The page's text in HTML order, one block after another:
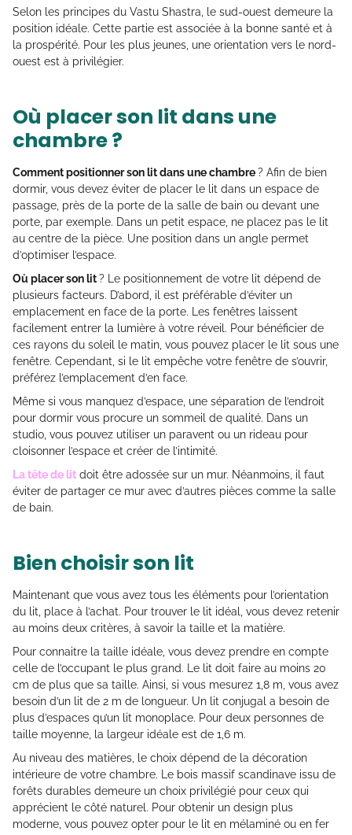
Selon les principes du Vastu Shastra, le sud-ouest demeure la
position idéale. Cette partie est associée à la bonne santé et à
la prospérité. Pour les plus jeunes, une orientation vers le nord-
ouest est à privilégier.
Où placer son lit dans une
chambre ?
Comment positionner son lit dans une chambre? Afin de bien
dormir, vous devez éviter de placer le lit dans un espace de
passage, près de la porte de la salle de bain ou devant une
porte, par exemple. Dans un petit espace, ne placez pas le lit
au centre de la pièce. Une position dans un angle permet
d’optimiser l’espace.
Où placer son lit? Le positionnement de votre lit dépend de
plusieurs facteurs. D’abord, il est préférable d’éviter un
emplacement en face de la porte. Les fenêtres laissent
facilement entrer la lumière à votre réveil. Pour bénéficier de
ces rayons du soleil le matin, vous pouvez placer le lit sous une
fenêtre. Cependant, si le lit empêche votre fenêtre de s’ouvrir,
préférez l’emplacement d’en face.
Même si vous manquez d’espace, une séparation de l’endroit
pour dormir vous procure un sommeil de qualité. Dans un
studio, vous pouvez utiliser un paravent ou un rideau pour
cloisonner l’espace et créer de l’intimité.
La tête de lit doit être adossée sur un mur. Néanmoins, il faut
éviter de partager ce mur avec d’autres pièces comme la salle
de bain.
Bien choisir son lit
Maintenant que vous avez tous les éléments pour l’orientation
du lit, place à l’achat. Pour trouver le lit idéal, vous devez retenir
au moins deux critères, à savoir la taille et la matière.
Pour connaitre la taille idéale, vous devez prendre en compte
celle de l’occupant le plus grand. Le lit doit faire au moins 20
cm de plus que sa taille. Ainsi, si vous mesurez 1,8 m, vous avez
besoin d’un lit de 2 m de longueur. Un lit conjugal a besoin de
plus d’espaces qu’un lit monoplace. Pour deux personnes de
taille moyenne, la largeur idéale est de 1,6 m.
Au niveau des matières, le choix dépend de la décoration
intérieure de votre chambre. Le bois massif scandinave issu de
forêts durables demeure un choix privilégié pour ceux qui
apprécient le côté naturel. Pour obtenir un design plus
moderne, vous pouvez opter pour le lit en mélaminé ou en fer